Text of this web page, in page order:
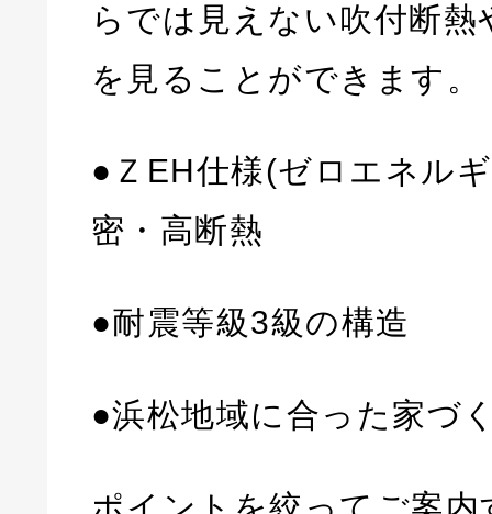
らでは見えない吹付断熱
を見ることができます。
●ＺEH仕様(ゼロエネル
密・高断熱
●耐震等級3級の構造
●浜松地域に合った家づ